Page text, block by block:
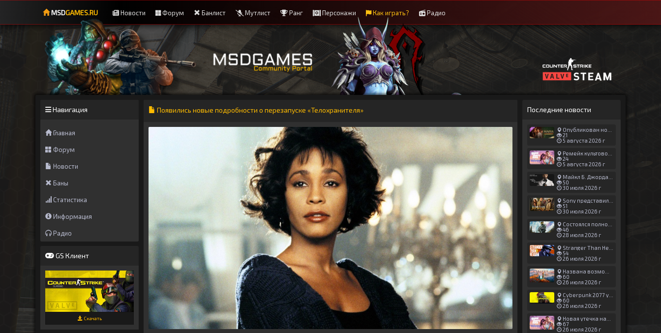
MSDGAMES.RU Новости Форум Банлист Мутлист Ранг Персонажи Как играть? Радио
Навигация
Главная
Форум
Новости
Баны
Статистика
Информация
Радио
GS Клиент
Скачать
Появились новые подробности о перезапуске «Телохранителя» Последние новости
Опубликован новый геймплей Man of Honor для Mafia: The Old Country
21
5 августа 2026 г
Ремейк культовой японской игры задержали ради выхода GTA 6
24
5 августа 2026 г
Майкл Б. Джордан сыграл главную роль в новой «Афере Томаса Крауна»
50
30 июля 2026 г
Sony представила трейлер новой части «Джуманджи»
51
30 июля 2026 г
Состоялся полноценный релиз Halo: Campaign Evolved
46
28 июля 2026 г
Stranger Than Heaven получила новый трейлер с акцентом на жестокие драки
54
26 июля 2026 г
Названа возможная дата выхода God of War: Laufey — 16 февраля 2027 года
60
26 июля 2026 г
Cyberpunk 2077 установила новый рекорд: 1,5 млрд загрузок модов, в топе — контент 18+
60
26 июля 2026 г
Новая утечка намекает на выход третьего трейлера GTA 6 уже 7 августа
67
26 июля 2026 г